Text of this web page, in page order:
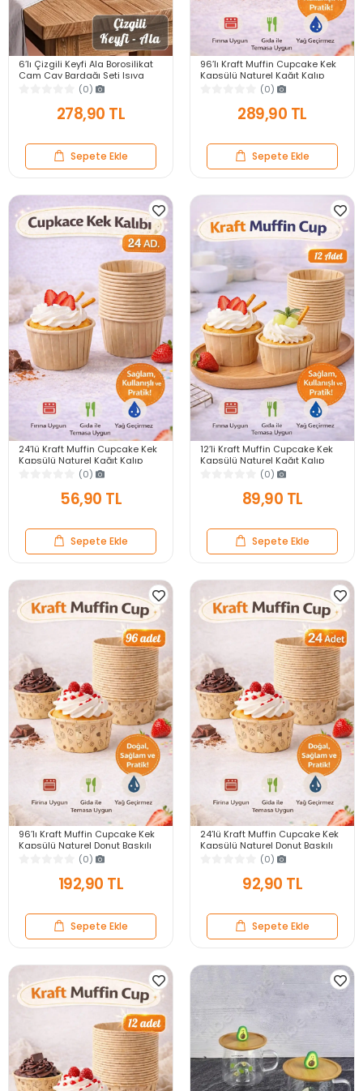
6’lı Çizgili Keyfi Ala Borosilikat
Cam Çay Bardağı Seti Isıya
Dayanıklı, Şık ve Modern
(0)
278,90 TL
Sepete Ekle
96’lı Kraft Muffin Cupcake Kek
Kapsülü Naturel Kağıt Kalıp
Konsept Parti Airfryer ve Fırın
(0)
289,90 TL
Sepete Ekle
24’lü Kraft Muffin Cupcake Kek
Kapsülü Naturel Kağıt Kalıp
Konsept Parti Airfryer ve Fırın
(0)
56,90 TL
Sepete Ekle
12’li Kraft Muffin Cupcake Kek
Kapsülü Naturel Kağıt Kalıp
Konsept Parti Airfryer ve Fırın
(0)
89,90 TL
Sepete Ekle
96’lı Kraft Muffin Cupcake Kek
Kapsülü Naturel Donut Baskılı
Kalıp Konsept Airfryer ve Fırın
(0)
192,90 TL
Sepete Ekle
24’lü Kraft Muffin Cupcake Kek
Kapsülü Naturel Donut Baskılı
Kalıp Konsept Airfryer ve Fırın
(0)
92,90 TL
Sepete Ekle